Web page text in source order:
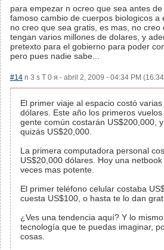
para empezar n ocreo que sea antes
famoso cambio de cuerpos biologicos a
no creo que sea gratis, es mas, no
tengan varios millones de dolares, y
pretexto para el gobierno para poder
pero pues nadie sabe...
#14 n 3 s T 0 я - abril 2, 2009 - 04:34 PM
El primer viaje al espacio costó
dólares. Este año los primeros
gente común costarán US$200,000,
quizás US$20,000.
La primera computadora personal
US$20,000 dólares. Hoy una
veces mas potente.
El primer teléfono celular costaba
cuesta US$100, o hasta te lo dan
¿Ves una tendencia aquí? Y lo
tecnología que te puedas imaginar,
cosas.